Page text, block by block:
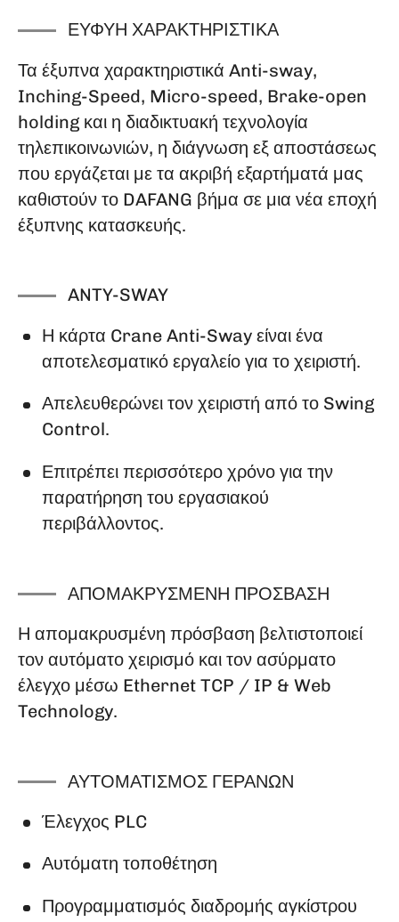
ΕΥΦΥΉ ΧΑΡΑΚΤΗΡΙΣΤΙΚΆ
Τα έξυπνα χαρακτηριστικά Anti-sway,
Inching-Speed, Micro-speed, Brake-open
holding και η διαδικτυακή τεχνολογία
τηλεπικοινωνιών, η διάγνωση εξ αποστάσεως
που εργάζεται με τα ακριβή εξαρτήματά μας
καθιστούν το DAFANG βήμα σε μια νέα εποχή
έξυπνης κατασκευής.
ANTY-SWAY
Η κάρτα Crane Anti-Sway είναι ένα
αποτελεσματικό εργαλείο για το χειριστή.
Απελευθερώνει τον χειριστή από το Swing
Control.
Επιτρέπει περισσότερο χρόνο για την
παρατήρηση του εργασιακού
περιβάλλοντος.
ΑΠΟΜΑΚΡΥΣΜΈΝΗ ΠΡΌΣΒΑΣΗ
Η απομακρυσμένη πρόσβαση βελτιστοποιεί
τον αυτόματο χειρισμό και τον ασύρματο
έλεγχο μέσω Ethernet TCP / IP & Web
Technology.
ΑΥΤΟΜΑΤΙΣΜΌΣ ΓΕΡΑΝΏΝ
Έλεγχος PLC
Αυτόματη τοποθέτηση
Προγραμματισμός διαδρομής αγκίστρου